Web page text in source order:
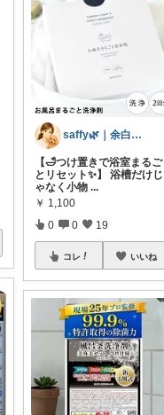
saffy🌿｜余白のある暮らし
【🛁つけ置きで浴室まるご
とリセット✨】 浴槽だけじ
ゃなく小物 ...
￥ 1,100
0 0 19
コレ いいね